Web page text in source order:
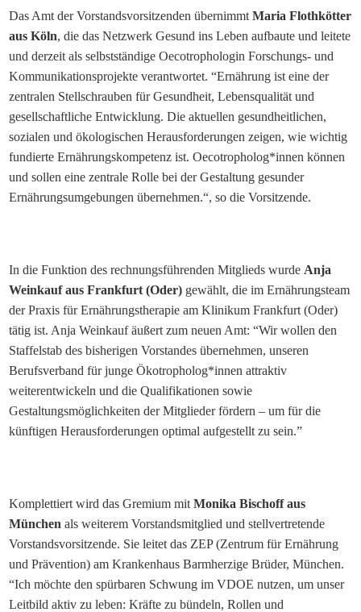
Das Amt der Vorstandsvorsitzenden übernimmtMaria Flothkötter
aus Köln, die das Netzwerk Gesund ins Leben aufbaute und leitete
und derzeit als selbstständige Oecotrophologin Forschungs- und
Kommunikationsprojekte verantwortet. “Ernährung ist eine der
zentralen Stellschrauben für Gesundheit, Lebensqualität und
gesellschaftliche Entwicklung. Die aktuellen gesundheitlichen,
sozialen und ökologischen Herausforderungen zeigen, wie wichtig
fundierte Ernährungskompetenz ist. Oecotropholog*innen können
und sollen eine zentrale Rolle bei der Gestaltung gesunder
Ernährungsumgebungen übernehmen.“, so die Vorsitzende.
In die Funktion des rechnungsführenden Mitglieds wurde Anja
Weinkauf aus Frankfurt (Oder) gewählt, die im Ernährungsteam
der Praxis für Ernährungstherapie am Klinikum Frankfurt (Oder)
tätig ist. Anja Weinkauf äußert zum neuen Amt: “Wir wollen den
Staffelstab des bisherigen Vorstandes übernehmen, unseren
Berufsverband für junge Ökotropholog*innen attraktiv
weiterentwickeln und die Qualifikationen sowie
Gestaltungsmöglichkeiten der Mitglieder fördern – um für die
künftigen Herausforderungen optimal aufgestellt zu sein.”
Komplettiert wird das Gremium mitMonika Bischoff aus
München als weiterem Vorstandsmitglied und stellvertretende
Vorstandsvorsitzende. Sie leitet das ZEP (Zentrum für Ernährung
und Prävention) am Krankenhaus Barmherzige Brüder, München.
“Ich möchte den spürbaren Schwung im VDOE nutzen, um unser
Leitbild aktiv zu leben: Kräfte zu bündeln, Rollen und